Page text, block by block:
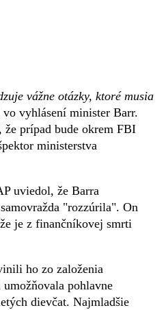
vážne otázky, ktoré musia
vyhlásení minister Barr.
prípad bude okrem FBI
ministerstva
uviedol, že Barra
"rozzúrila". On
je z finančníkovej smrti
ho zo založenia
pohlavne
dievčat. Najmladšie